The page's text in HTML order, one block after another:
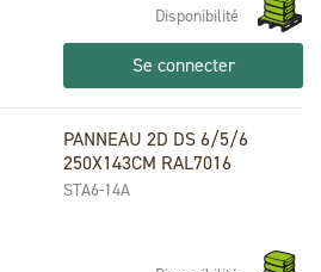
Disponibilité
Se connecter
PANNEAU 2D DS 6/5/6
250X143CM RAL7016
STA6-14A